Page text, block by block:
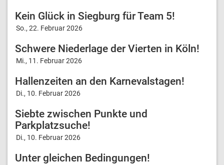
Kein Glück in Siegburg für Team 5!
So., 22. Februar 2026
Schwere Niederlage der Vierten in Köln!
Mi., 11. Februar 2026
Hallenzeiten an den Karnevalstagen!
Di., 10. Februar 2026
Siebte zwischen Punkte und
Parkplatzsuche!
Di., 10. Februar 2026
Unter gleichen Bedingungen!